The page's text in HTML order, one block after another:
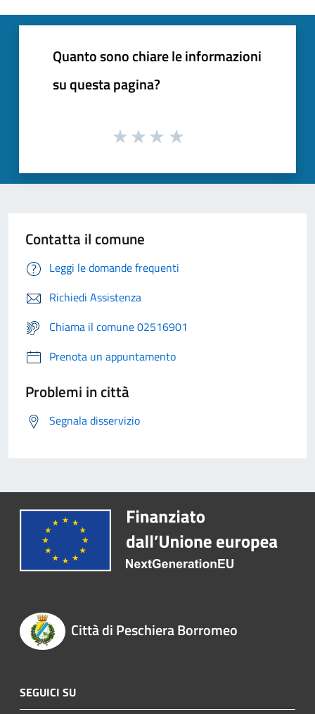
Quanto sono chiare le informazioni
su questa pagina?
Contatta il comune
Leggi le domande frequenti
Richiedi Assistenza
Chiama il comune 02516901
Prenota un appuntamento
Problemi in città
Segnala disservizio
Città di Peschiera Borromeo
SEGUICI SU